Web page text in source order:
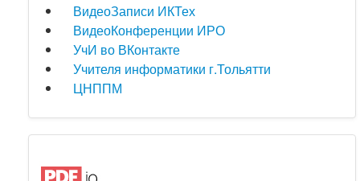
ВидеоЗаписи ИКТех
ВидеоКонференции ИРО
УчИ во ВКонтакте
Учителя информатики г.Тольятти
ЦНППМ